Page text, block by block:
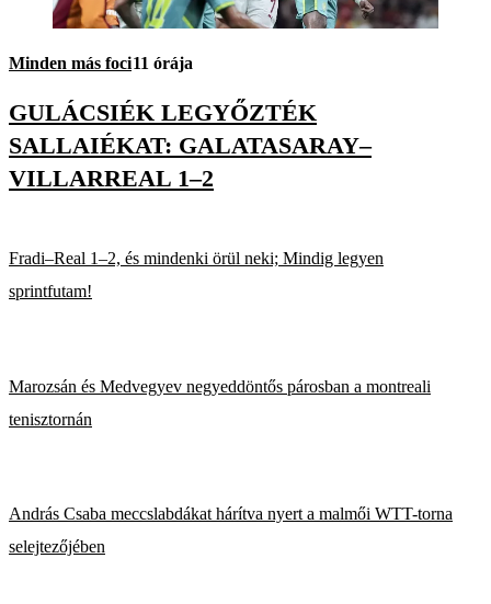
Minden más foci11 órája
GULÁCSIÉK LEGYŐZTÉK
SALLAIÉKAT: GALATASARAY–
VILLARREAL 1–2
Fradi–Real 1–2, és mindenki örül neki; Mindig legyen
sprintfutam!
Marozsán és Medvegyev negyeddöntős párosban a montreali
tenisztornán
András Csaba meccslabdákat hárítva nyert a malmői WTT-torna
selejtezőjében